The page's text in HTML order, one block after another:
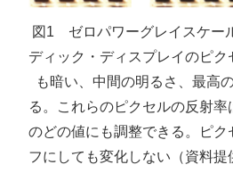
図1 ゼロパワーグレイスケー
ディック・ディスプレイのピ
も暗い、中間の明るさ、最高
る。これらのピクセルの反射
のどの値にも調整できる。ピク
フにしても変化しない（資料提